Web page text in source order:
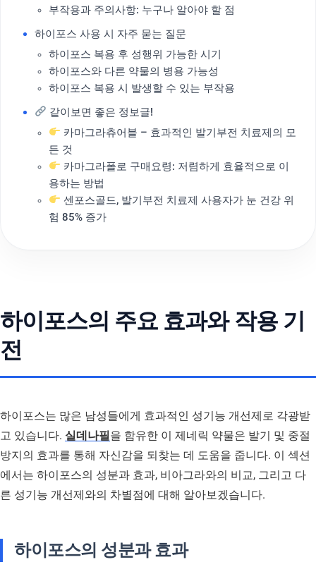
부작용과 주의사항: 누구나 알아야 할 점
하이포스 사용 시 자주 묻는 질문
하이포스 복용 후 성행위 가능한 시기
하이포스와 다른 약물의 병용 가능성
하이포스 복용 시 발생할 수 있는 부작용
같이보면 좋은 정보글!
카마그라츄어블 – 효과적인 발기부전 치료제의 모
든 것
카마그라폴로 구매요령: 저렴하게 효율적으로 이
용하는 방법
센포스골드, 발기부전 치료제 사용자가 눈 건강 위
험 85% 증가
하이포스의 주요 효과와 작용 기
전
하이포스는 많은 남성들에게 효과적인 성기능 개선제로 각광받
고 있습니다. 실데나필을 함유한 이 제네릭 약물은 발기 및 중절
방지의 효과를 통해 자신감을 되찾는 데 도움을 줍니다. 이 섹션
에서는 하이포스의 성분과 효과, 비아그라와의 비교, 그리고 다
른 성기능 개선제와의 차별점에 대해 알아보겠습니다.
하이포스의 성분과 효과